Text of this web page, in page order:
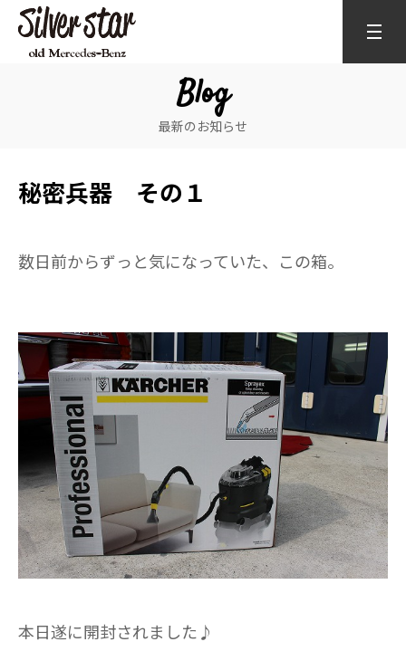
Blog
最新のお知らせ
秘密兵器 その１
数日前からずっと気になっていた、この箱。
本日遂に開封されました♪